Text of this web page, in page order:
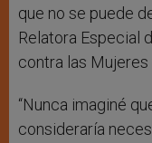
que no se puede
Relatora Especial
contra las Mujeres
“Nunca imaginé
consideraría